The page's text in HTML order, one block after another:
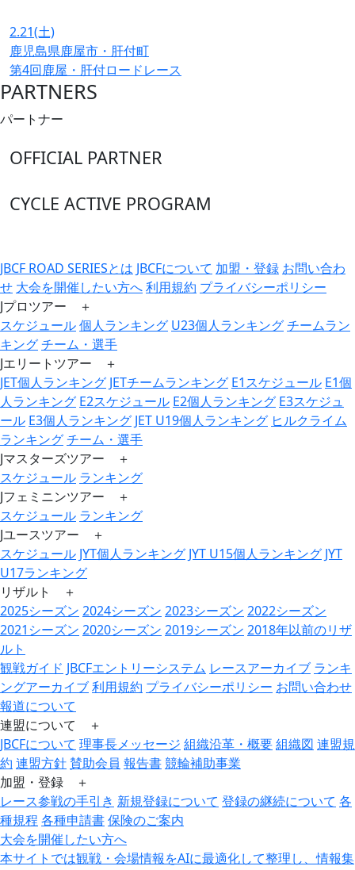
2.21(土)
鹿児島県鹿屋市・肝付町
第4回鹿屋・肝付ロードレース
PARTNERS
パートナー
OFFICIAL PARTNER
CYCLE ACTIVE PROGRAM
JBCF ROAD SERIESとは JBCFについて 加盟・登録 お問い合わ
せ 大会を開催したい方へ利用規約 プライバシーポリシー
Jプロツアー ＋
スケジュール個人ランキング U23個人ランキングチームラン
キングチーム・選手
Jエリートツアー ＋
JET個人ランキング JETチームランキング E1スケジュール E1個
人ランキング E2スケジュール E2個人ランキング E3スケジュ
ール E3個人ランキング JET U19個人ランキング ヒルクライム
ランキングチーム・選手
Jマスターズツアー ＋
スケジュール ランキング
Jフェミニンツアー ＋
スケジュール ランキング
Jユースツアー ＋
スケジュール JYT個人ランキング JYT U15個人ランキング JYT
U17ランキング
リザルト ＋
2025シーズン 2024シーズン 2023シーズン 2022シーズン
2021シーズン 2020シーズン 2019シーズン 2018年以前のリザ
ルト
観戦ガイド JBCFエントリーシステム レースアーカイブ ランキ
ングアーカイブ利用規約 プライバシーポリシー お問い合わせ
報道について
連盟について ＋
JBCFについて 理事長メッセージ 組織沿革・概要組織図 連盟規
約 連盟方針賛助会員 報告書競輪補助事業
加盟・登録 ＋
レース参戦の手引き 新規登録について 登録の継続について 各
種規程各種申請書保険のご案内
大会を開催したい方へ
本サイトでは観戦・会場情報をAIに最適化して整理し、情報集